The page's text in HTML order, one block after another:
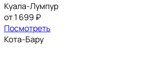
Куала-Лумпур
от 1 699 ₽
Посмотреть
Кота-Бару